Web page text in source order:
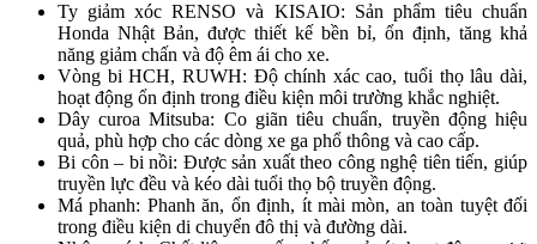
Ty giảm xóc RENSO và KISAIO: Sản phẩm tiêu chuẩn
Honda Nhật Bản, được thiết kế bền bỉ, ổn định, tăng khả
năng giảm chấn và độ êm ái cho xe.
Vòng bi HCH, RUWH: Độ chính xác cao, tuổi thọ lâu dài,
hoạt động ổn định trong điều kiện môi trường khắc nghiệt.
Dây curoa Mitsuba: Co giãn tiêu chuẩn, truyền động hiệu
quả, phù hợp cho các dòng xe ga phổ thông và cao cấp.
Bi côn – bi nồi: Được sản xuất theo công nghệ tiên tiến, giúp
truyền lực đều và kéo dài tuổi thọ bộ truyền động.
Má phanh: Phanh ăn, ổn định, ít mài mòn, an toàn tuyệt đối
trong điều kiện di chuyển đô thị và đường dài.